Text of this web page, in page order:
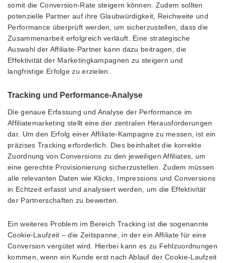
somit die Conversion-Rate steigern können. Zudem sollten
potenzielle Partner auf ihre Glaubwürdigkeit, Reichweite und
Performance überprüft werden, um sicherzustellen, dass die
Zusammenarbeit erfolgreich verläuft. Eine strategische
Auswahl der Affiliate-Partner kann dazu beitragen, die
Effektivität der Marketingkampagnen zu steigern und
langfristige Erfolge zu erzielen.
Tracking und Performance-Analyse
Die genaue Erfassung und Analyse der Performance im
Affiliatemarketing stellt eine der zentralen Herausforderungen
dar. Um den Erfolg einer Affiliate-Kampagne zu messen, ist ein
präzises Tracking erforderlich. Dies beinhaltet die korrekte
Zuordnung von Conversions zu den jeweiligen Affiliates, um
eine gerechte Provisionierung sicherzustellen. Zudem müssen
alle relevanten Daten wie Klicks, Impressions und Conversions
in Echtzeit erfasst und analysiert werden, um die Effektivität
der Partnerschaften zu bewerten.
Ein weiteres Problem im Bereich Tracking ist die sogenannte
Cookie-Laufzeit – die Zeitspanne, in der ein Affiliate für eine
Conversion vergütet wird. Hierbei kann es zu Fehlzuordnungen
kommen, wenn ein Kunde erst nach Ablauf der Cookie-Laufzeit